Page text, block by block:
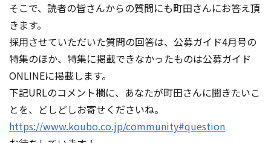
そこで、読者の皆さんからの質問にも町田さんにお答え頂
きます。
採用させていただいた質問の回答は、公募ガイド4月号の
特集のほか、特集に掲載できなかったものは公募ガイド
ONLINEに掲載します。
下記URLのコメント欄に、あなたが町田さんに聞きたいこ
とを、どしどしお寄せくださいね。
https://www.koubo.co.jp/community#question